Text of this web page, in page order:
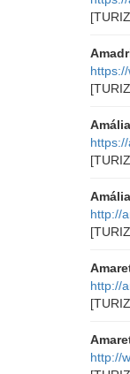
http://
http://
http://